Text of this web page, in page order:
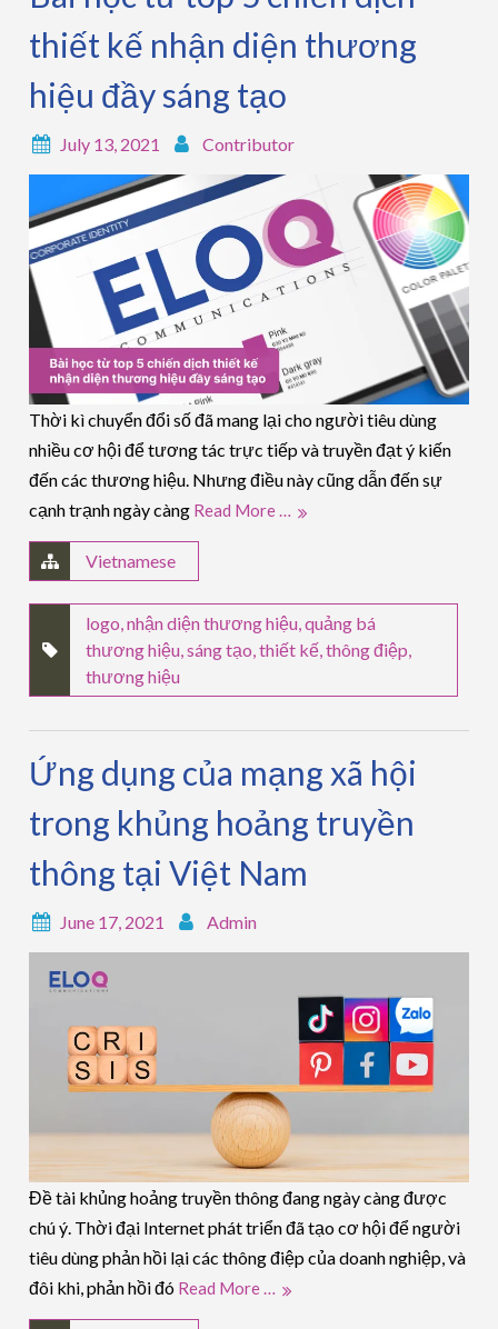
thiết kế nhận diện thương
hiệu đầy sáng tạo
July 13, 2021 Contributor
Thời kì chuyển đổi số đã mang lại cho người tiêu dùng
nhiều cơ hội để tương tác trực tiếp và truyền đạt ý kiến
đến các thương hiệu. Nhưng điều này cũng dẫn đến sự
cạnh trạnh ngày càng Read More …
Vietnamese
logo,nhận diện thương hiệu,quảng bá
thương hiệu,sáng tạo,thiết kế,thông điệp,
thương hiệu
Ứng dụng của mạng xã hội
trong khủng hoảng truyền
thông tại Việt Nam
June 17, 2021 Admin
Đề tài khủng hoảng truyền thông đang ngày càng được
chú ý. Thời đại Internet phát triển đã tạo cơ hội để người
tiêu dùng phản hồi lại các thông điệp của doanh nghiệp, và
đôi khi, phản hồi đó Read More …